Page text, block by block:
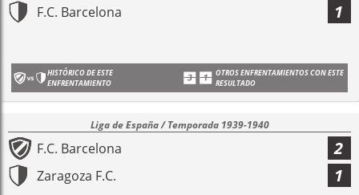
F.C. Barcelona 1
HISTÓRICO DE ESTE
ENFRENTAMIENTO
OTROS ENFRENTAMIENTOS CON ESTE
RESULTADO
Liga de España / Temporada 1939-1940
F.C. Barcelona 2
Zaragoza F.C. 1